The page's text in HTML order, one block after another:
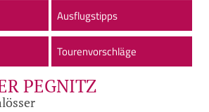
Ausflugstipps
Tourenvorschläge
PEGNITZ